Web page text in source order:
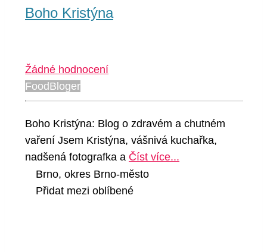
Boho Kristýna
Žádné hodnocení
FoodBloger
Boho Kristýna: Blog o zdravém a chutném
vaření Jsem Kristýna, vášnivá kuchařka,
nadšená fotografka a Číst více...
Brno, okres Brno-město
Přidat mezi oblíbené